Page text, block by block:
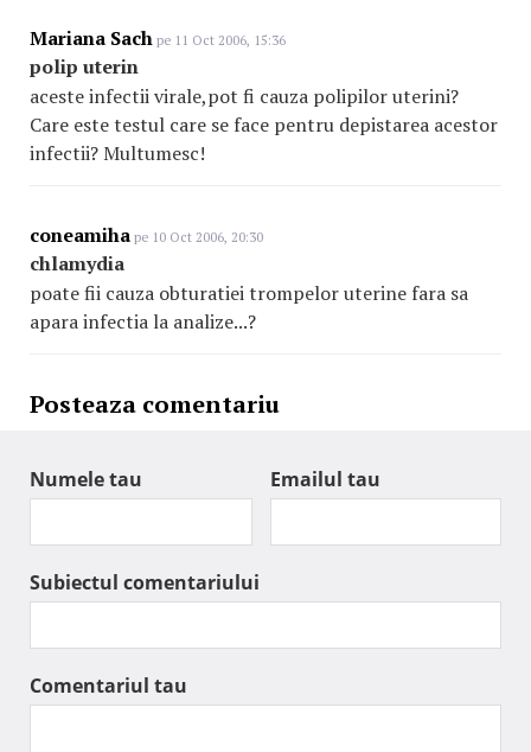
Mariana Sach pe 11 Oct 2006, 15:36
polip uterin
aceste infectii virale,pot fi cauza polipilor uterini?
Care este testul care se face pentru depistarea acestor
infectii? Multumesc!
coneamiha pe 10 Oct 2006, 20:30
chlamydia
poate fii cauza obturatiei trompelor uterine fara sa
apara infectia la analize...?
Posteaza comentariu
Numele tau Emailul tau
Subiectul comentariului
Comentariul tau